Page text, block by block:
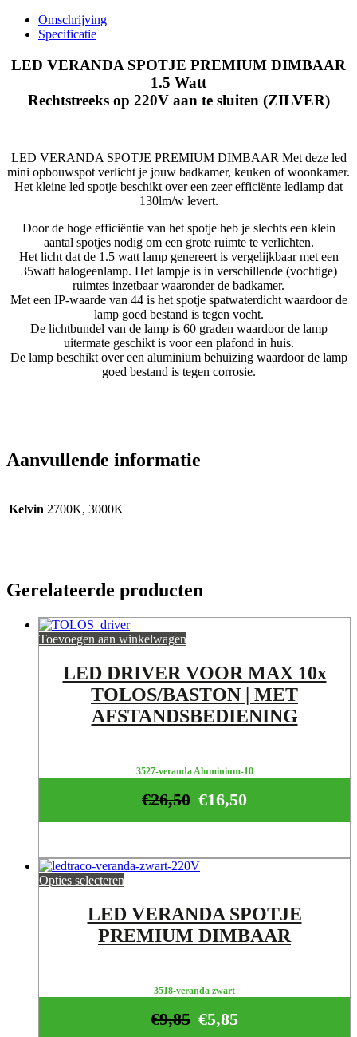
Omschrijving
Specificatie
LED VERANDA SPOTJE PREMIUM DIMBAAR
1.5 Watt
Rechtstreeks op 220V aan te sluiten (ZILVER)
LED VERANDA SPOTJE PREMIUM DIMBAAR Met deze led
mini opbouwspot verlicht je jouw badkamer, keuken of woonkamer.
Het kleine led spotje beschikt over een zeer efficiënte ledlamp dat
130lm/w levert.
Door de hoge efficiëntie van het spotje heb je slechts een klein
aantal spotjes nodig om een grote ruimte te verlichten.
Het licht dat de 1.5 watt lamp genereert is vergelijkbaar met een
35watt halogeenlamp. Het lampje is in verschillende (vochtige)
ruimtes inzetbaar waaronder de badkamer.
Met een IP-waarde van 44 is het spotje spatwaterdicht waardoor de
lamp goed bestand is tegen vocht.
De lichtbundel van de lamp is 60 graden waardoor de lamp
uitermate geschikt is voor een plafond in huis.
De lamp beschikt over een aluminium behuizing waardoor de lamp
goed bestand is tegen corrosie.
Aanvullende informatie
Kelvin 2700K, 3000K
Gerelateerde producten
Toevoegen aan winkelwagen
LED DRIVER VOOR MAX 10x
TOLOS/BASTON | MET
AFSTANDSBEDIENING
3527-veranda Aluminium-10
€16,50
€26,50
Opties selecteren
LED VERANDA SPOTJE
PREMIUM DIMBAAR
3518-veranda zwart
€5,85
€9,85